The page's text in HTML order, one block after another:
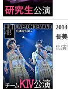
長
出演